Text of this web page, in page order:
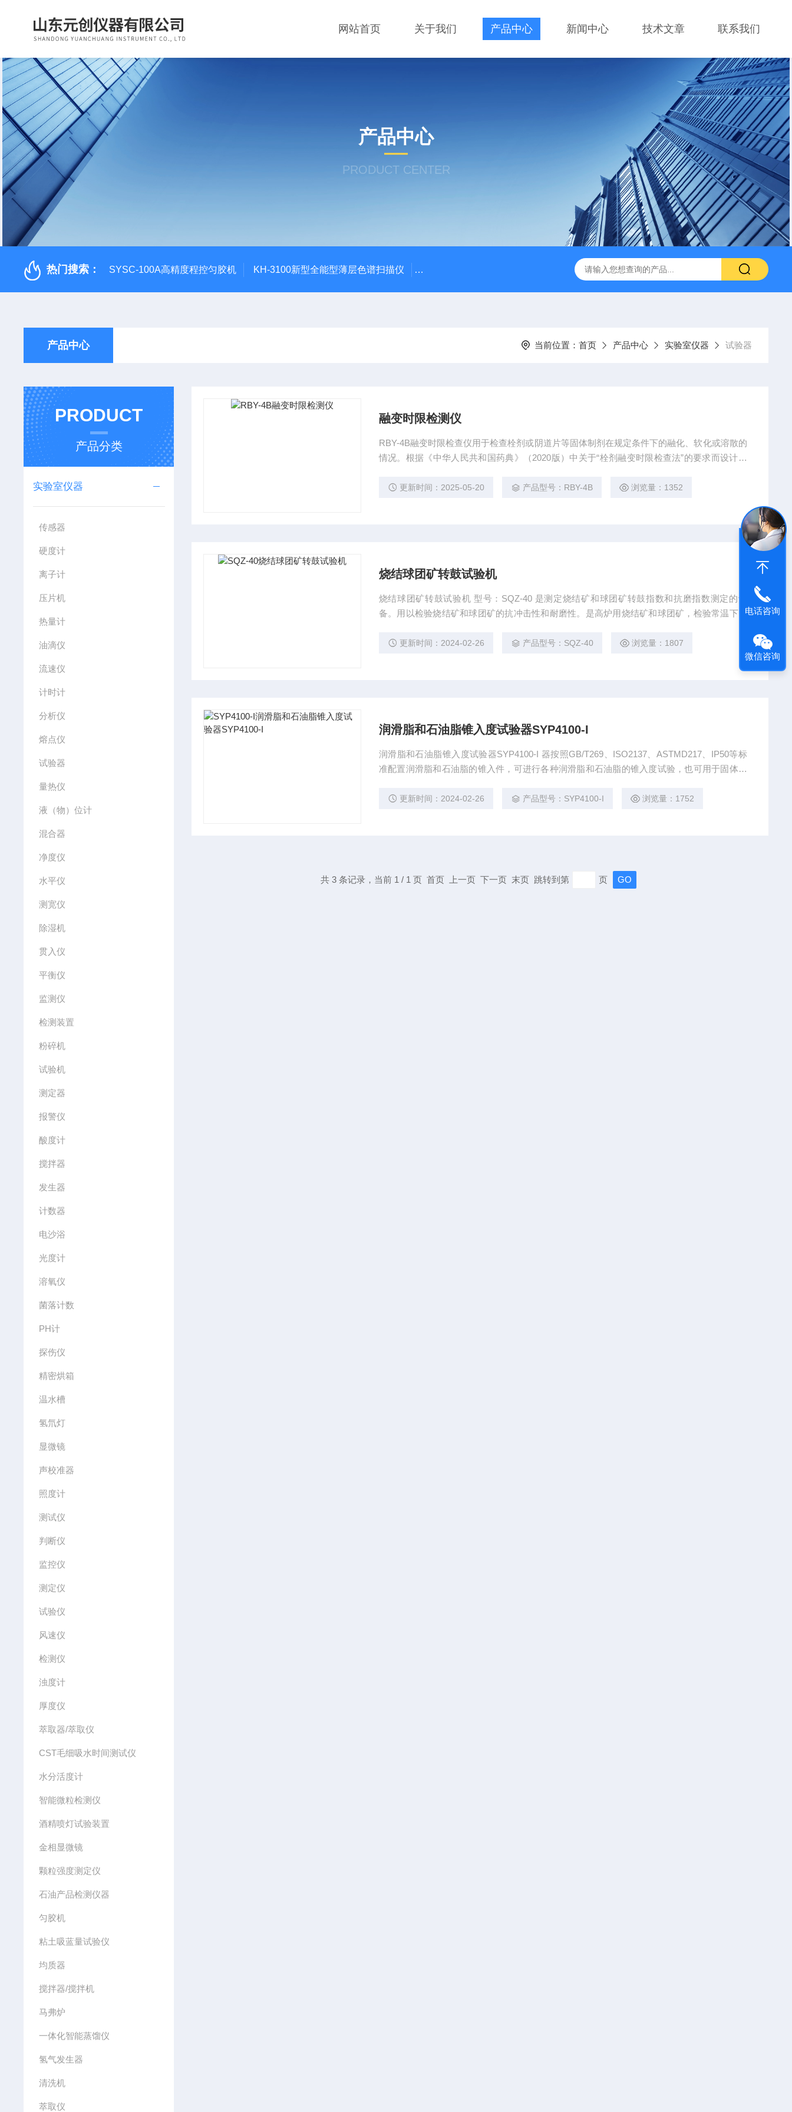
网站首页 关于我们 产品中心 新闻中心 技术文章 联系我们
产品中心
PRODUCT CENTER
热门搜索： SYSC-100A高精度程控匀胶机 KH-3100新型全能型薄层色谱扫描仪 DGJ-03电工技术实验装置 CS-300轨道式摇床 JKG-203新型冷原子吸收测汞仪
产品中心 当前位置： 首页 产品中心 实验室仪器 试验器
PRODUCT
产品分类
实验室仪器
传感器
硬度计
离子计
压片机
热量计
油滴仪
流速仪
计时计
分析仪
熔点仪
试验器
量热仪
液（物）位计
混合器
净度仪
水平仪
测宽仪
除湿机
贯入仪
平衡仪
监测仪
检测装置
粉碎机
试验机
测定器
报警仪
酸度计
搅拌器
发生器
计数器
电沙浴
光度计
溶氧仪
菌落计数
PH计
探伤仪
精密烘箱
温水槽
氢氘灯
显微镜
声校准器
照度计
测试仪
判断仪
监控仪
测定仪
试验仪
风速仪
检测仪
浊度计
厚度仪
萃取器/萃取仪
CST毛细吸水时间测试仪
水分活度计
智能微粒检测仪
酒精喷灯试验装置
金相显微镜
颗粒强度测定仪
石油产品检测仪器
匀胶机
粘土吸蓝量试验仪
均质器
搅拌器/搅拌机
马弗炉
一体化智能蒸馏仪
氢气发生器
清洗机
萃取仪
融变时限检测仪
RBY-4B融变时限检查仪用于检查栓剂或阴道片等固体制剂在规定条件下的融化、软化或溶散的
情况。根据《中华人民共和国药典》（2020版）中关于“栓剂融变时限检查法”的要求而设计生
更新时间：2025-05-20 产品型号：RBY-4B 浏览量：1352
烧结球团矿转鼓试验机
烧结球团矿转鼓试验机 型号：SQZ-40 是测定烧结矿和球团矿转鼓指数和抗磨指数测定的设
备。用以检验烧结矿和球团矿的抗冲击性和耐磨性。是高炉用烧结矿和球团矿，检验常温下的
更新时间：2024-02-26 产品型号：SQZ-40 浏览量：1807
润滑脂和石油脂锥入度试验器SYP4100-I
润滑脂和石油脂锥入度试验器SYP4100-I 器按照GB/T269、ISO2137、ASTMD217、IP50等标
准配置润滑脂和石油脂的锥入件，可进行各种润滑脂和石油脂的锥入度试验，也可用于固体、
验。 更新时间：2024-02-26 产品型号：SYP4100-I 浏览量：1752
共 3 条记录，当前 1 / 1 页 首页 上一页 下一页 末页 跳转到第 页
电话咨询
微信咨询